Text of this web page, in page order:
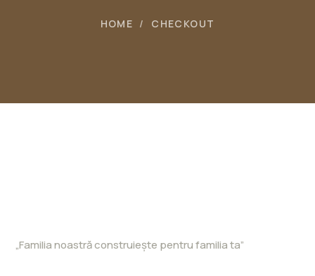
HOME CHECKOUT
„Familia noastră construiește pentru familia ta”